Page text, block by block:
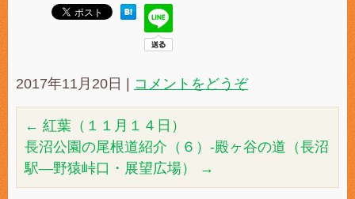
2017年11月20日 コメントをどうぞ
← 紅葉（１１月１４日）
長沼公園の尾根道紹介（６）-殿ヶ谷の道（長沼
駅―野猿峠口・展望広場）
→